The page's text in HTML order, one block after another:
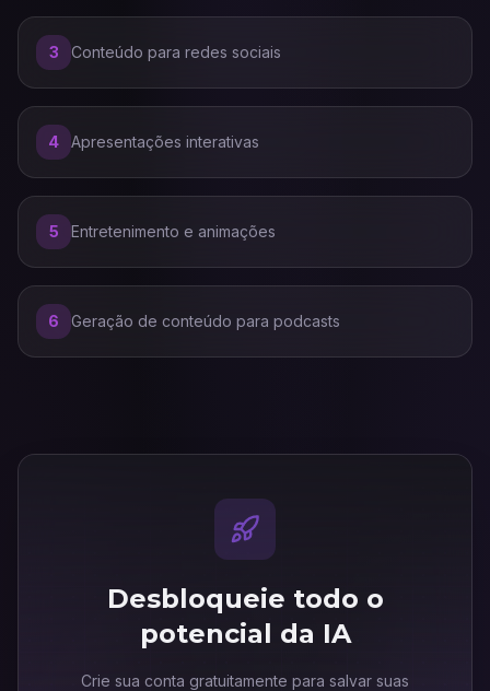
3 Conteúdo para redes sociais
4 Apresentações interativas
5 Entretenimento e animações
6 Geração de conteúdo para podcasts
Desbloqueie todo o
potencial da IA
Crie sua conta gratuitamente para salvar suas